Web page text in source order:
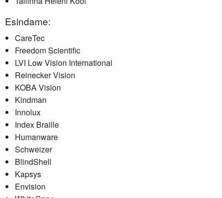
Esindame:
CareTec
Freedom Scientific
LVI Low Vision International
Reinecker Vision
KOBA Vision
Kindman
Innolux
Index Braille
Humanware
Schweizer
BlindShell
Kapsys
Envision